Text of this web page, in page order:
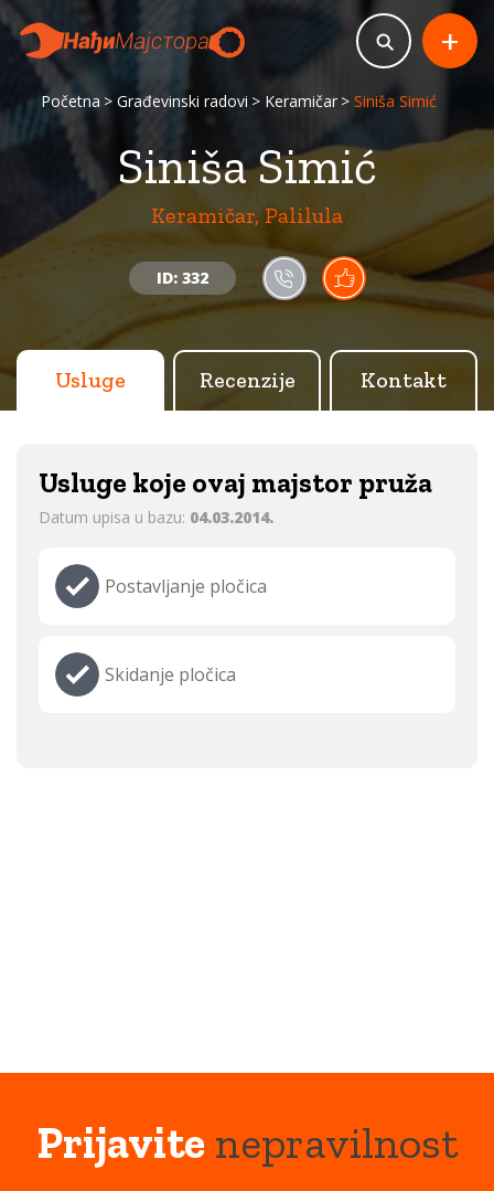
Početna Građevinski radovi Keramičar Siniša Simić
Siniša Simić
Keramičar, Palilula
ID: 332
+
Usluge Recenzije Kontakt
Usluge koje ovaj majstor pruža
Datum upisa u bazu: 04.03.2014.
Postavljanje pločica
Skidanje pločica
Prijavitenepravilnost